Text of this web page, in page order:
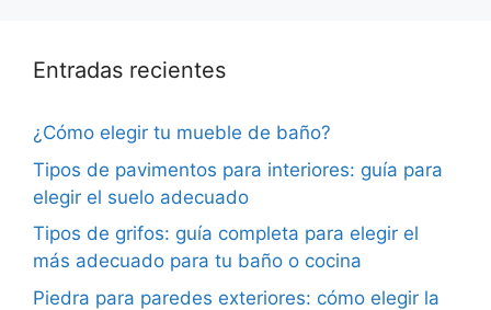
Entradas recientes
¿Cómo elegir tu mueble de baño?
Tipos de pavimentos para interiores: guía para
elegir el suelo adecuado
Tipos de grifos: guía completa para elegir el
más adecuado para tu baño o cocina
Piedra para paredes exteriores: cómo elegir la